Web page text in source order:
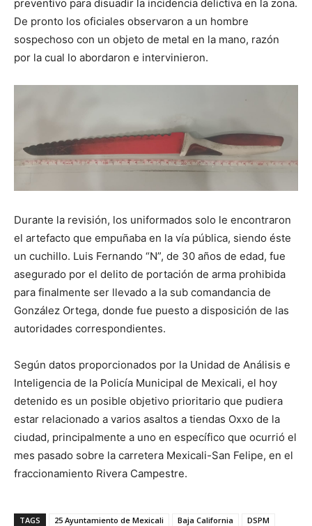
preventivo para disuadir la incidencia delictiva en la zona.
De pronto los oficiales observaron a un hombre
sospechoso con un objeto de metal en la mano, razón
por la cual lo abordaron e intervinieron.
Durante la revisión, los uniformados solo le encontraron
el artefacto que empuñaba en la vía pública, siendo éste
un cuchillo. Luis Fernando “N”, de 30 años de edad, fue
asegurado por el delito de portación de arma prohibida
para finalmente ser llevado a la sub comandancia de
González Ortega, donde fue puesto a disposición de las
autoridades correspondientes.
Según datos proporcionados por la Unidad de Análisis e
Inteligencia de la Policía Municipal de Mexicali, el hoy
detenido es un posible objetivo prioritario que pudiera
estar relacionado a varios asaltos a tiendas Oxxo de la
ciudad, principalmente a uno en específico que ocurrió el
mes pasado sobre la carretera Mexicali-San Felipe, en el
fraccionamiento Rivera Campestre.
TAGS 25 Ayuntamiento de Mexicali Baja California DSPM